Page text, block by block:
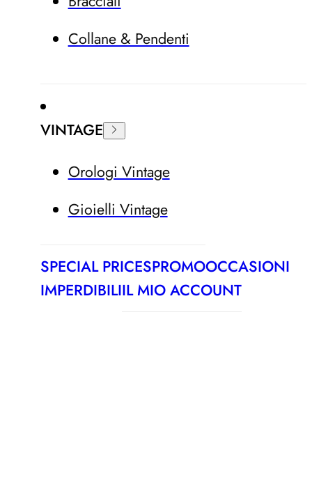
Collane & Pendenti
VINTAGE
Orologi Vintage
Gioielli Vintage
SPECIAL PRICESPROMOOCCASIONI
IMPERDIBILIIL MIO ACCOUNT